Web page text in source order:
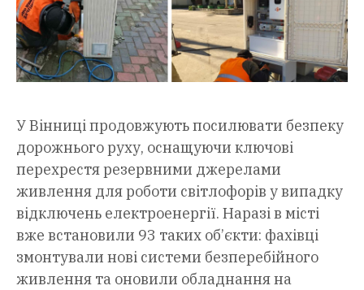
У Вінниці продовжують посилювати безпеку
дорожнього руху, оснащуючи ключові
перехрестя резервними джерелами
живлення для роботи світлофорів у випадку
відключень електроенергії. Наразі в місті
вже встановили 93 таких об’єкти: фахівці
змонтували нові системи безперебійного
живлення та оновили обладнання на